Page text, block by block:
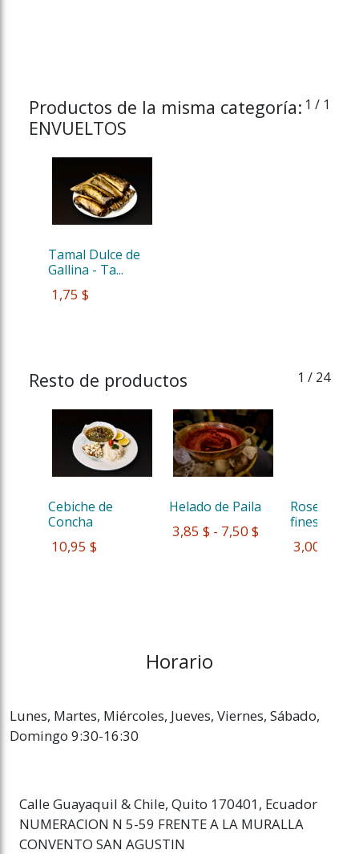
Productos de la misma categoría:
ENVUELTOS
1 / 1
Tamal Dulce de
Gallina - Ta...
1,75 $
Resto de productos 1 / 24
Cebiche de
Concha
10,95 $
Helado de Paila
3,85 $ - 7,50 $
Rosero
fines de s...
3,00 $
Horario
Lunes, Martes, Miércoles, Jueves, Viernes, Sábado,
Domingo 9:30-16:30
Calle Guayaquil & Chile, Quito 170401, Ecuador
NUMERACION N 5-59 FRENTE A LA MURALLA
CONVENTO SAN AGUSTIN